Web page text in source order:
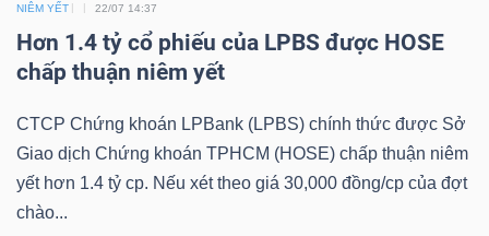
NIÊM YẾT 22/07 14:37
Hơn 1.4 tỷ cổ phiếu của LPBS được HOSE
chấp thuận niêm yết
CTCP Chứng khoán LPBank (LPBS) chính thức được Sở
Giao dịch Chứng khoán TPHCM (HOSE) chấp thuận niêm
yết hơn 1.4 tỷ cp. Nếu xét theo giá 30,000 đồng/cp của đợt
chào...